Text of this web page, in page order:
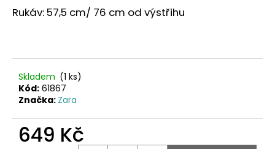
Rukáv: 57,5 cm/ 76 cm od výstřihu
Skladem (1 ks)
Kód: 61867
Značka: Zara
649 Kč